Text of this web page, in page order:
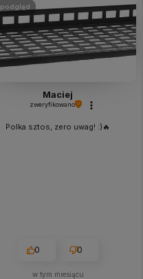
podgląd
Maciej
zweryfikowano
Polka sztos, zero uwag! :)🔥
0 0
w tym miesiącu